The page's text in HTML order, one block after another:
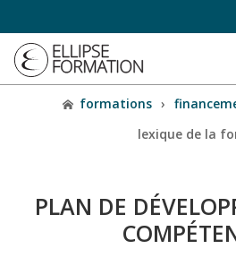
formations ›
lexique de la
PLAN DE